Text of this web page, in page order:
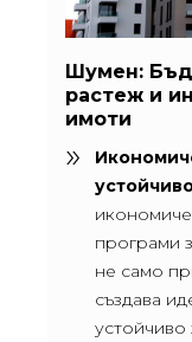
Шумен:
растеж и
имоти
програми
не само
създава